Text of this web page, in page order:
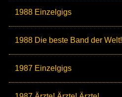
1988 Einzelgigs
1988 Die beste Band der Welt!
1987 Einzelgigs